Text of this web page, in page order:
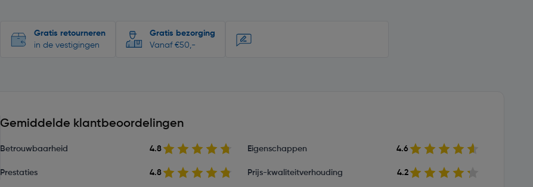
Gratis retourneren
in de vestigingen
Gratis bezorging
Vanaf €50,-
Gemiddelde klantbeoordelingen
Betrouwbaarheid 4.8 Eigenschappen 4.6
Prestaties 4.8 Prijs-kwaliteitverhouding 4.2